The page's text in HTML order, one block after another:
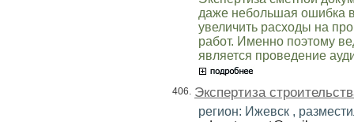
даже небольшая ошибка
увеличить расходы на
работ. Именно поэтому
является проведение
406. Экспертиза
регион: Ижевск ,